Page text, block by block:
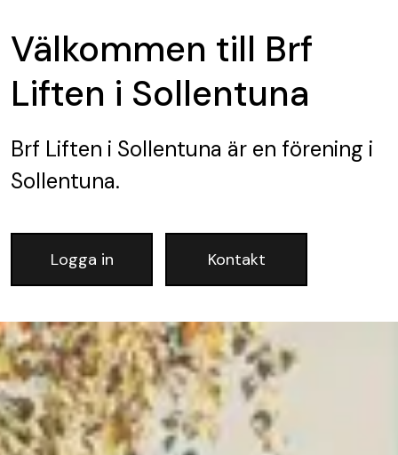
Välkommen till Brf
Liften i Sollentuna
Brf Liften i Sollentuna är en förening i
Sollentuna.
Logga in Kontakt